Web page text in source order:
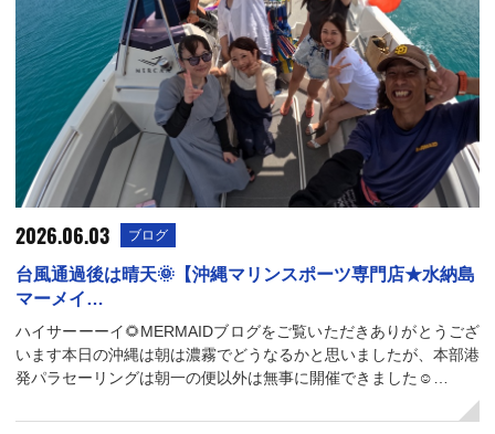
2026.06.03 ブログ
台風通過後は晴天🌞【沖縄マリンスポーツ専門店★水納島
マーメイ…
ハイサーーーイ🌻MERMAIDブログをご覧いただきありがとうござ
います本日の沖縄は朝は濃霧でどうなるかと思いましたが、本部港
発パラセーリングは朝一の便以外は無事に開催できました☺…